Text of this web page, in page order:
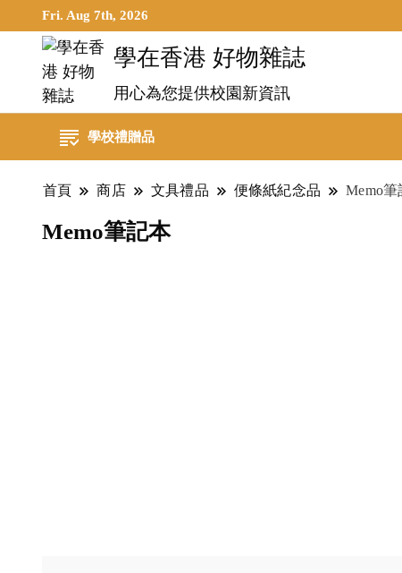
Fri. Aug 7th, 2026
學在香港 好物雜誌
用心為您提供校園新資訊
學校禮贈品
首頁 商店 文具禮品 便條紙紀念品 Memo筆
Memo筆記本